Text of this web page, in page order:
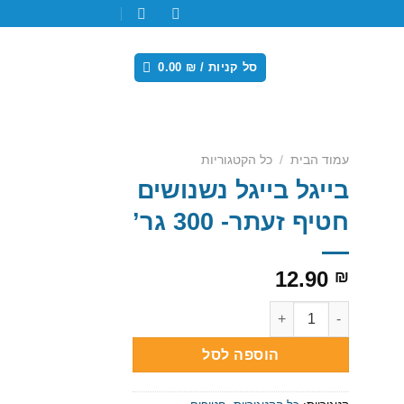
סל קניות / 0.00 ₪
עמוד הבית / כל הקטגוריות
בייגל בייגל נשנושים
חטיף זעתר- 300 גר’
12.90 ₪
כמות של בייגל בייגל נשנושים חטיף זעתר- 300 גר'
הוספה לסל